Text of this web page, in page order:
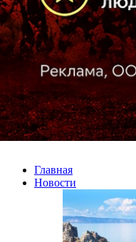
Главная
Новости